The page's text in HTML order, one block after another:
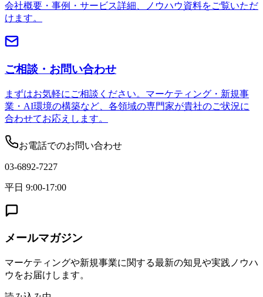
会社概要・事例・サービス詳細、ノウハウ資料をご覧いただ
けます。
ご相談・お問い合わせ
まずはお気軽にご相談ください。マーケティング・新規事
業・AI環境の構築など、各領域の専門家が貴社のご状況に
合わせてお応えします。
お電話でのお問い合わせ
03-6892-7227
平日 9:00-17:00
メールマガジン
マーケティングや新規事業に関する最新の知見や実践ノウハ
ウをお届けします。